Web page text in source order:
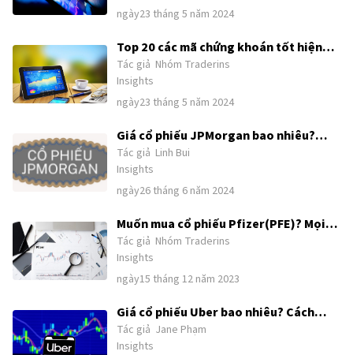
ngày23 tháng 5 năm 2024
Top 20 các mã chứng khoán tốt hiện
nay và tăng trưởng tốt nên đầu tư
2024
Tác giả Nhóm Traderins
Insights
ngày23 tháng 5 năm 2024
Giá cổ phiếu JPMorgan bao nhiêu?
Hướng dẫn đầu tư cổ phiếu JPM
Tác giả Linh Bui
Insights
ngày26 tháng 6 năm 2024
Muốn mua cổ phiếu Pfizer(PFE)? Mọi
điều cần biết về mã cổ phiếu Pfizer
Tác giả Nhóm Traderins
Insights
ngày15 tháng 12 năm 2023
Giá cổ phiếu Uber bao nhiêu? Cách
mua cổ phiếu Uber tại Việt Nam
Tác giả Jane Phạm
Insights